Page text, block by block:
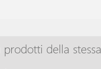
della stessa